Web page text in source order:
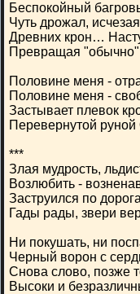
Беспокойный
Чуть дрожал,
Древних крон…
Превращая
Половине меня -
Половине меня -
Застывает плевок
Перевернутой руной
***
Злая мудрость,
Возлюбить -
Заструился по
Гады рады, звери
Ни покушать, ни
Черный ворон с
Снова слово, позже
Высоки и